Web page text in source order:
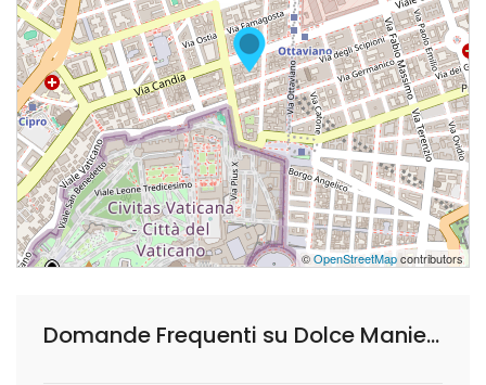
©OpenStreetMapcontributors
Domande Frequenti su Dolce Maniera